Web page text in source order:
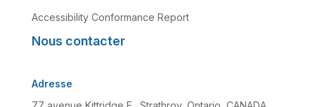
Accessibility Conformance Report
Nous contacter
Adresse